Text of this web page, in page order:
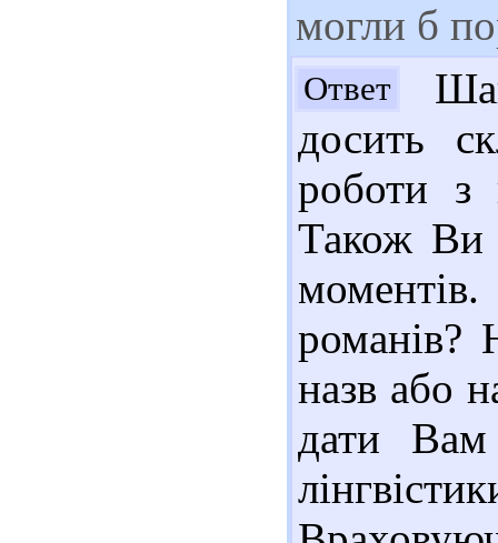
могли б
Ответ
досить
роботи з
Також Ви
романів?
назв або
дати Вам